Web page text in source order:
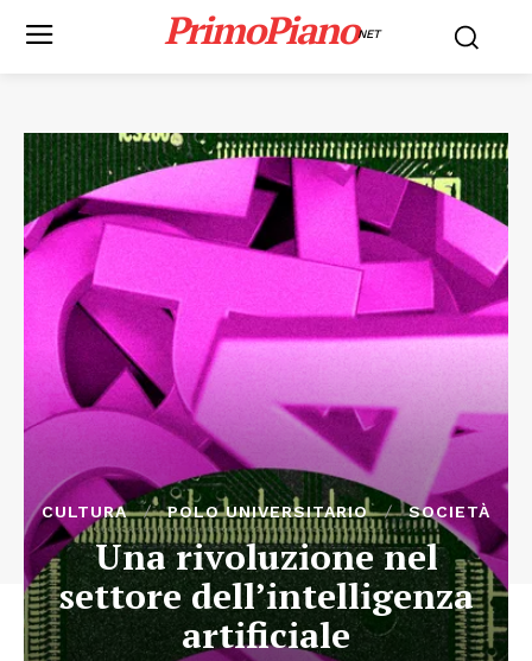
PrimoPianoNET
CULTURA POLO UNIVERSITARIO SOCIETÀ
Una rivoluzione nel
settore dell’intelligenza
artificiale